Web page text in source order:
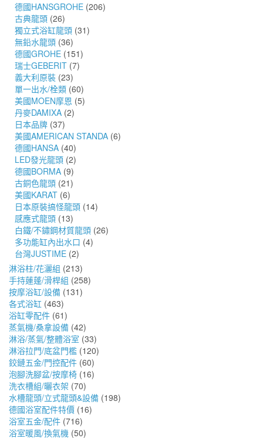
德國HANSGROHE (206)
古典龍頭 (26)
獨立式浴缸龍頭 (31)
無鉛水龍頭 (36)
德國GROHE (151)
瑞士GEBERIT (7)
義大利原裝 (23)
單一出水/栓類 (60)
美國MOEN摩恩 (5)
丹麥DAMIXA (2)
日本品牌 (37)
美國AMERICAN STANDA (6)
德國HANSA (40)
LED發光龍頭 (2)
德國BORMA (9)
古銅色龍頭 (21)
美國KARAT (6)
日本原裝搞怪龍頭 (14)
感應式龍頭 (13)
白鐵/不鏽鋼材質龍頭 (26)
多功能缸內出水口 (4)
台灣JUSTIME (2)
淋浴柱/花灑組 (213)
手持蓮蓬/滑桿組 (258)
按摩浴缸/設備 (131)
各式浴缸 (463)
浴缸零配件 (61)
蒸氣機/桑拿設備 (42)
淋浴/蒸氣/整體浴室 (33)
淋浴拉門/底盆門檻 (120)
鉸鏈五金/門控配件 (60)
泡腳洗腳盆/按摩椅 (16)
洗衣槽組/曬衣架 (70)
水槽龍頭/立式龍頭&設備 (198)
德國浴室配件特價 (16)
浴室五金/配件 (716)
浴室暖風/換氣機 (50)